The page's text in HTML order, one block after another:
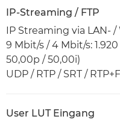
IP-Streaming / FTP
IP Streaming via LAN-
9 Mbit/s / 4 Mbit/s:
50,00p / 50,00i)
UDP / RTP / SRT /
User LUT Eingang